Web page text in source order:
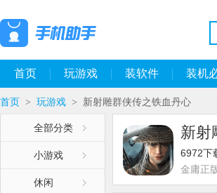
首页 玩游戏 装软件 装机
首页 > 玩游戏 > 新射雕群侠传之铁血丹心
全部分类
小游戏
休闲
新射
6972下
金庸正